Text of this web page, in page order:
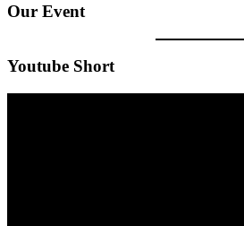
Our Event
Youtube Short